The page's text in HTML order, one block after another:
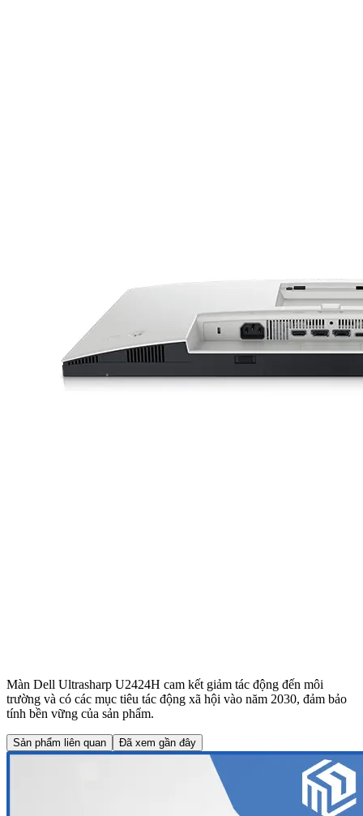
Màn Dell Ultrasharp U2424H cam kết giảm tác động đến môi
trường và có các mục tiêu tác động xã hội vào năm 2030, đảm bảo
tính bền vững của sản phẩm.
Sản phẩm liên quan Đã xem gần đây